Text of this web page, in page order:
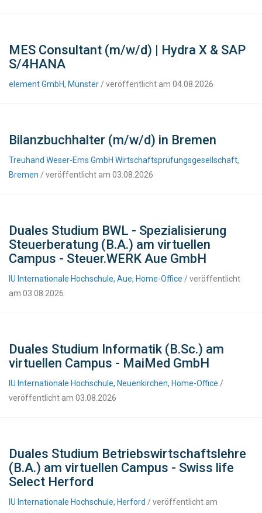
MES Consultant (m/w/d) | Hydra X & SAP
S/4HANA
element GmbH, Münster / veröffentlicht am 04.08.2026
Bilanzbuchhalter (m/w/d) in Bremen
Treuhand Weser-Ems GmbH Wirtschaftsprüfungsgesellschaft,
Bremen / veröffentlicht am 03.08.2026
Duales Studium BWL - Spezialisierung
Steuerberatung (B.A.) am virtuellen
Campus - Steuer.WERK Aue GmbH
IU Internationale Hochschule, Aue, Home-Office / veröffentlicht
am 03.08.2026
Duales Studium Informatik (B.Sc.) am
virtuellen Campus - MaiMed GmbH
IU Internationale Hochschule, Neuenkirchen, Home-Office /
veröffentlicht am 03.08.2026
Duales Studium Betriebswirtschaftslehre
(B.A.) am virtuellen Campus - Swiss life
Select Herford
IU Internationale Hochschule, Herford / veröffentlicht am